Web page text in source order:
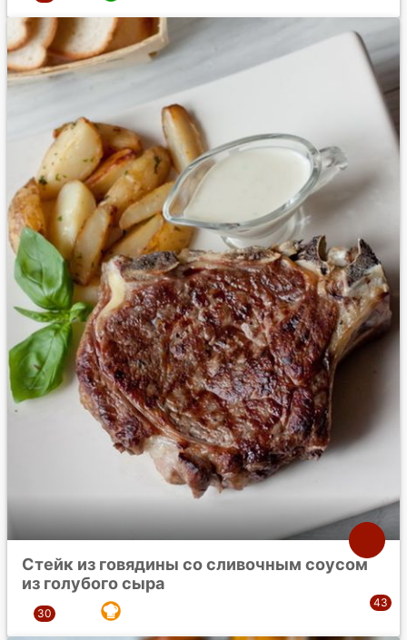
Стейк из говядины со сливочным соусом
из голубого сыра